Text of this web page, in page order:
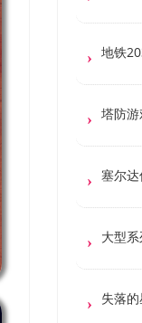
地铁
塔防
塞尔
大型
失落